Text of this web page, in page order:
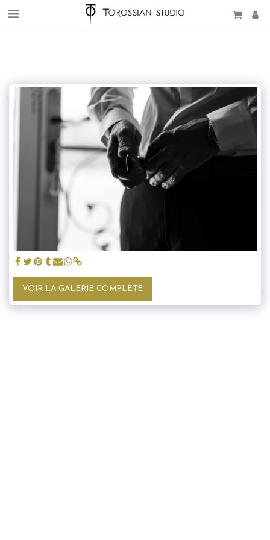
VOIR LA GALERIE COMPLÈTE